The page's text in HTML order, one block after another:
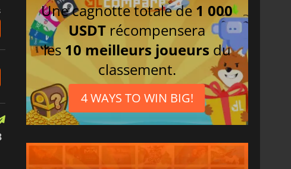
Une cagnotte totale de 1 000
USDT récompensera
les 10 meilleurs joueurs du
classement.
4 WAYS TO WIN BIG!